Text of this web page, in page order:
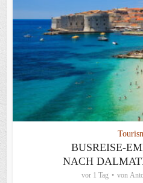
BUSREISE-
NACH
vor 1 Tag von